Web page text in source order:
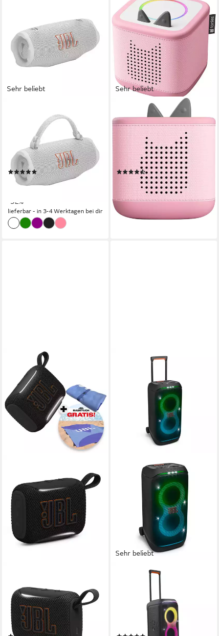
Sehr beliebt
CHARGE 6 Bluetooth-
Lautsprecher
Bluetooth Netzwerkstandard
45 W Gesamtleistung
1,37 kg Gewicht
(135)
135,99 € UVP199,99 €
-32%
lieferbar - in 3-4 Werktagen bei dir
Sehr beliebt
Toniebox 2 Starter Set
Bluetooth, WLAN
Netzwerkstandard
42 W
Gesamtleistung
0,81 kg
Gewicht
(103)
ab 124,99 €
mtl. in 12 Raten
lieferbar - in 1-2 Werktagen bei dir
Bluetooth-Lautsprecher
Netzwerkstandard
4,8 W
Gesamtleistung
8 Std. Max. Akkulaufzeit
Sehr beliebt
PartyBox Stage 320 Party-
Lautsprecher
Netzwerkstandard
Gesamtleistung
Gewicht